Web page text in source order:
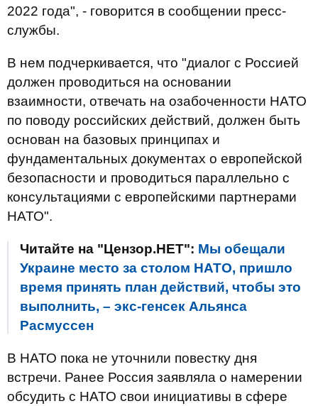
2022 года", - говорится в сообщении пресс-
службы.
В нем подчеркивается, что "диалог с Россией
должен проводиться на основании
взаимности, отвечать на озабоченности НАТО
по поводу российских действий, должен быть
основан на базовых принципах и
фундаментальных документах о европейской
безопасности и проводиться параллельно с
консультациями с европейскими партнерами
НАТО".
Читайте на "Цензор.НЕТ": Мы обещали
Украине место за столом НАТО, пришло
время принять план действий, чтобы это
выполнить, – экс-генсек Альянса
Расмуссен
В НАТО пока не уточнили повестку дня
встречи. Ранее Россия заявляла о намерении
обсудить с НАТО свои инициативы в сфере